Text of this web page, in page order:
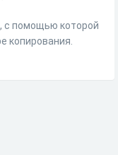
с помощью которой
копирования.